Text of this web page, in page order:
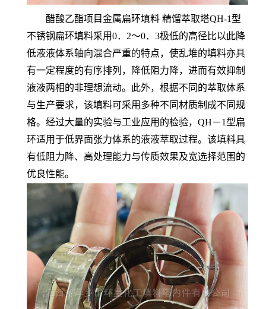
醋酸乙酯项目金属扁环填料 精馏萃取塔QH-1型
不锈钢扁环填料采用0．2～0．3极低的高径比以此降
低液液体系轴向混合严重的特点，使乱堆的填料亦具
有一定程度的有序排列，降低阻力降，进而有效抑制
液液两相的非理想流动。此外，根据不同的萃取体系
与生产要求，该填料可采用多种不同材质制成不同规
格。经过大量的实验与工业应用的检验，QH－1型扁
环适用于低界面张力体系的液液萃取过程。该填料具
有低阻力降、高处理能力与传质效果及宽选择范围的
优良性能。